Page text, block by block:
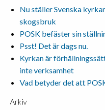
Nu ställer Svenska
skogsbruk
POSK befäster sin
Psst! Det är dags nu.
Kyrkan är
inte verksamhet
Vad betyder det att
Arkiv